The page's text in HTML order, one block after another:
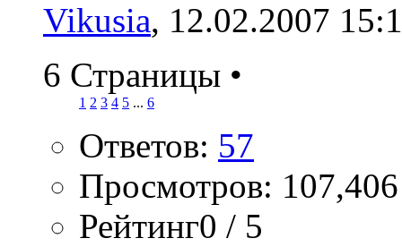
Vikusia, 12.02.2007
6 Страницы •
1 2 3 4 5 ... 6
Ответов: 57
Просмотров: 107,406
Рейтинг0 / 5